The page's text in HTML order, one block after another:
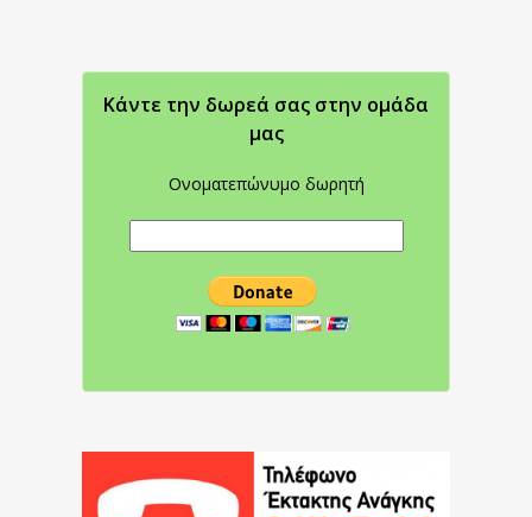
Κάντε την δωρεά σας στην oμάδα
μας
Ονοματεπώνυμο δωρητή